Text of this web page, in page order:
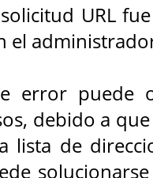
URL
el
error puede
debido a
lista de